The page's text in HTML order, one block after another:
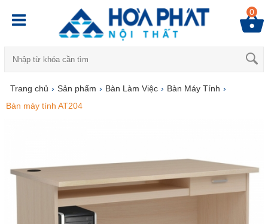
0
Trang chủ › Sản phẩm › Bàn Làm Việc › Bàn Máy Tính ›
Bàn máy tính AT204